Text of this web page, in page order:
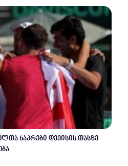
ნაკრები დევისის თასზე